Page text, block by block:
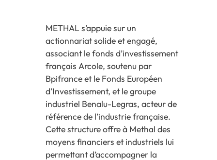
METHAL s’appuie sur un
actionnariat solide et engagé,
associant le fonds d’investissement
français Arcole, soutenu par
Bpifrance et le Fonds Européen
d’Investissement, et le groupe
industriel Benalu-Legras, acteur de
référence de l’industrie française.
Cette structure offre à Methal des
moyens financiers et industriels lui
permettant d’accompagner la